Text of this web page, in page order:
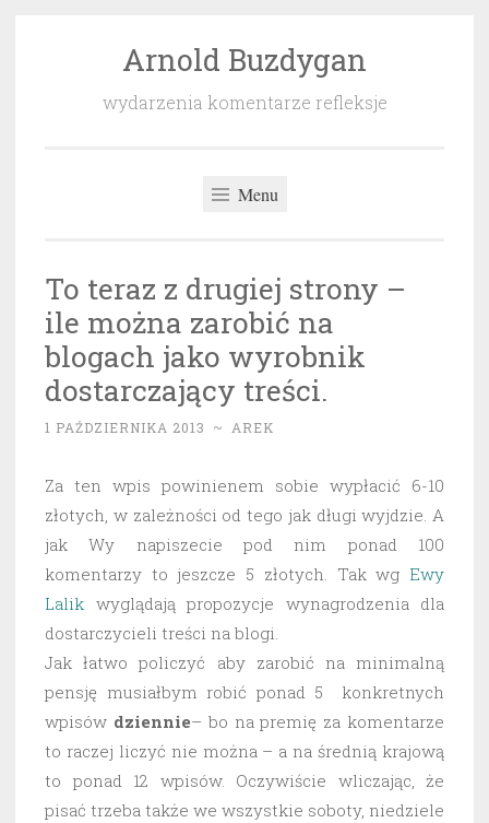
Arnold Buzdygan
wydarzenia komentarze refleksje
Menu
To teraz z drugiej strony –
ile można zarobić na
blogach jako wyrobnik
dostarczający treści.
1 PAŹDZIERNIKA 2013 ~ AREK
Za ten wpis powinienem sobie wypłacić 6-10
złotych, w zależności od tego jak długi wyjdzie. A
jak Wy napiszecie pod nim ponad 100
komentarzy to jeszcze 5 złotych. Tak wg Ewy
Lalik wyglądają propozycje wynagrodzenia dla
dostarczycieli treści na blogi.
Jak łatwo policzyć aby zarobić na minimalną
pensję musiałbym robić ponad 5 konkretnych
wpisów dziennie– bo na premię za komentarze
to raczej liczyć nie można – a na średnią krajową
to ponad 12 wpisów. Oczywiście wliczając, że
pisać trzeba także we wszystkie soboty, niedziele